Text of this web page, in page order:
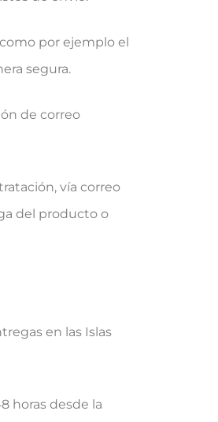
por ejemplo el
segura.
de correo
vía correo
del producto o
en las Islas
horas desde la